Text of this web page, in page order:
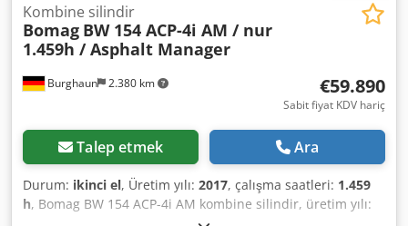
Burghaun 2.380 km
Kombine silindir
Bomag BW 154 ACP-4i AM / nur
1.459h / Asphalt Manager
€59.890
Sabit fiyat KDV hariç
Talep etmek Ara
Durum: ikinci el, Üretim yılı: 2017, çalışma saatleri: 1.459
h, Bomag BW 154 ACP-4i AM kombine silindir, üretim yılı:
2017, çalışma saati: sadece 1.459 saat, motor: Kubota [55,4